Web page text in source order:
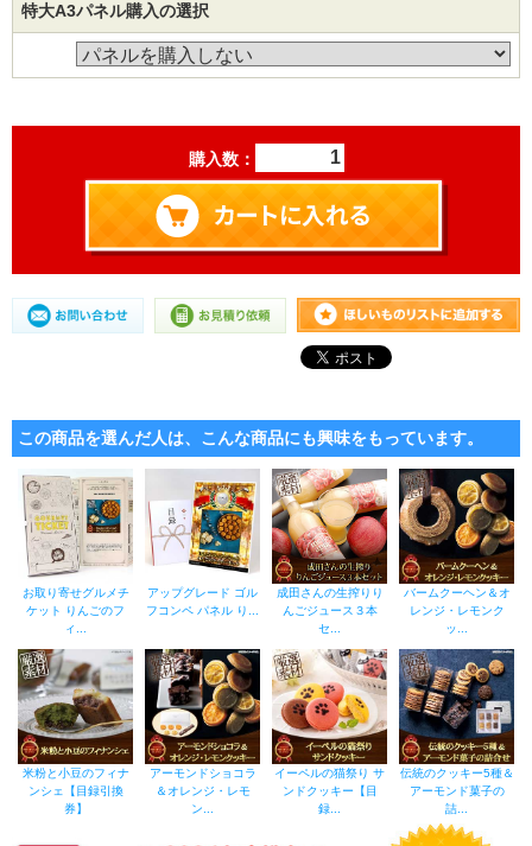
特大A3パネル購入の選択
購入数：
この商品を選んだ人は、こんな商品にも興味をもっています。
お取り寄せグルメチ
ケット りんごのフ
ィ...
アップグレード ゴル
フコンペ パネル り...
成田さんの生搾りり
んごジュース３本
セ...
バームクーヘン＆オ
レンジ・レモンク
ッ...
米粉と小豆のフィナ
ンシェ【目録引換
券】
アーモンドショコラ
＆オレンジ・レモ
ン...
イーペルの猫祭り サ
ンドクッキー【目
録...
伝統のクッキー5種＆
アーモンド菓子の
詰...